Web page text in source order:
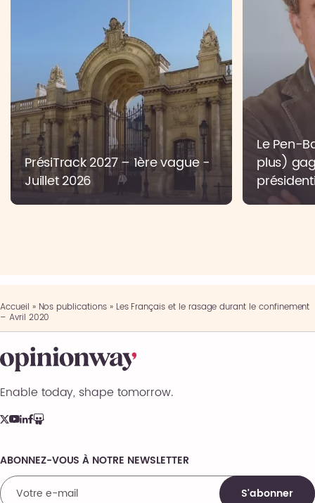
PrésiTrack 2027 – 1ère vague -
Juillet 2026
Le Pen-
plus)
Accueil » Nos publications» Les Français et le rasage durant le confinement
– Avril 2020
Enable today, shape tomorrow.
Comments
ABONNEZ-VOUS À NOTRE NEWSLETTER
S'abonner